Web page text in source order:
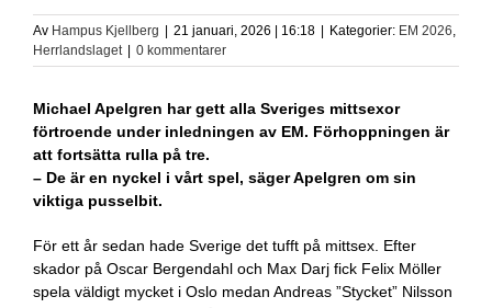
Av Hampus Kjellberg | 21 januari, 2026 | 16:18 | Kategorier: EM 2026
Herrlandslaget | 0 kommentarer
Michael Apelgren har gett alla Sveriges mittsexor
förtroende under inledningen av EM. Förhoppningen är
att fortsätta rulla på tre.
– De är en nyckel i vårt spel, säger Apelgren om sin
viktiga pusselbit.
För ett år sedan hade Sverige det tufft på mittsex. Efter
skador på Oscar Bergendahl och Max Darj fick Felix Möller
spela väldigt mycket i Oslo medan Andreas ”Stycket” Nilsson